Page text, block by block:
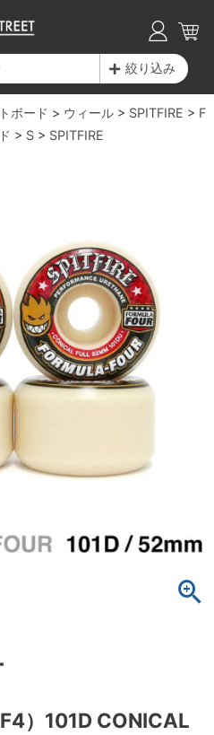
絞り込み
ボード ウィール SPITFIRE
F4
S SPITFIRE
）101D CONICAL
当日発送！
料無料！
と20日は3倍！
当日発送！
料無料！
と20日は3倍！
当日発送！
料無料！
と20日は3倍！
当日発送！
料無料！
と20日は3倍！
ォーミュラフォ
ーミュラ）
フ）
ゴンフォーミュ
）
当日発送！
料無料！
と20日は3倍！
当日発送！
料無料！
と20日は3倍！
当日発送！
料無料！
と20日は3倍！
当日発送！
料無料！
と20日は3倍！
当日発送！
料無料！
と20日は3倍！
の歴史